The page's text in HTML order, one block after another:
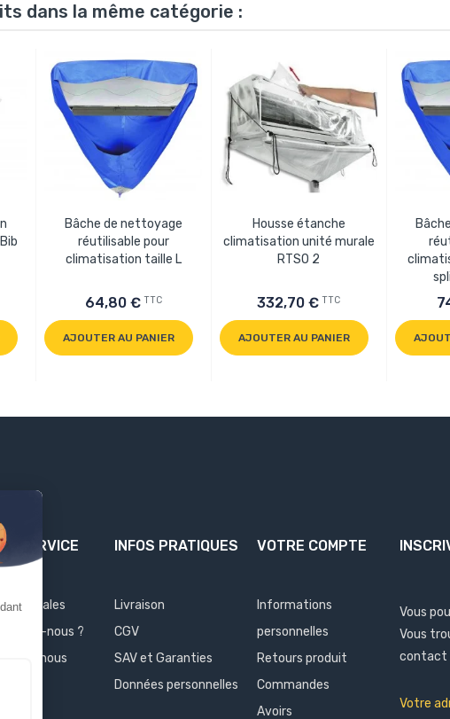
dans la même catégorie :
Bâche de nettoyage
réutilisable pour
climatisation taille L
64,80 € TTC
AJOUTER AU PANIER
Housse étanche
climatisation unité murale
RTSO 2
332,70 € TTC
AJOUTER AU PANIER
légales
nous ?
nous
INFOS PRATIQUES
Livraison
CGV
SAV et Garanties
Données personnelles
VOTRE COMPTE
Informations
personnelles
Retours produit
Commandes
Avoirs
Vous
Vous
contact